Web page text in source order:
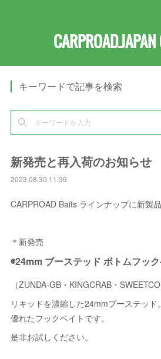
キーワードで記事を検索
新発売と再入荷のお知らせ
2023.08.30 11:39
CARPROAD Baits ラインナップに新製
＊新発売
◉24mm ブーステッド ボトムフッ
（ZUNDA-GB・KINGCRAB・
リキッドを濃縮した24mmブーステッ
優れたフックベイトです。
是非お試しください。